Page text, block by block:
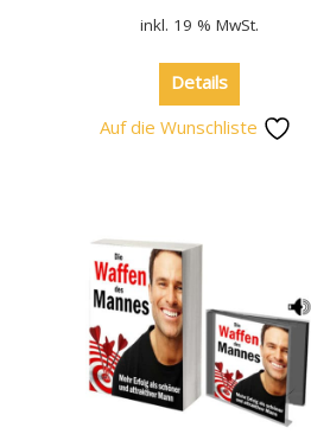
inkl. 19 % MwSt.
Details
Auf die Wunschliste